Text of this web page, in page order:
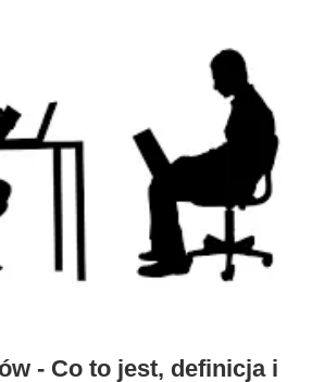
- Co to jest, definicja i